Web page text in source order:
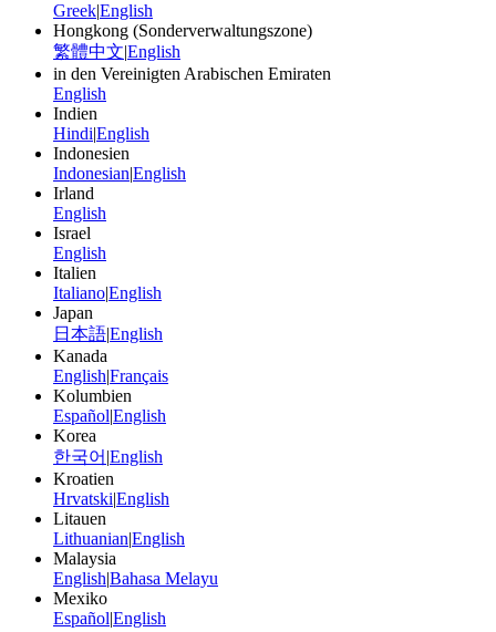
GreekEnglish
Hongkong (Sonderverwaltungszone)
繁體中文 English
in den Vereinigten Arabischen Emiraten
English
Indien
HindiEnglish
Indonesien
IndonesianEnglish
Irland
English
Israel
English
Italien
ItalianoEnglish
Japan
日本語English
Kanada
EnglishFrançais
Kolumbien
EspañolEnglish
Korea
한국어 English
Kroatien
HrvatskiEnglish
Litauen
LithuanianEnglish
Malaysia
EnglishBahasa Melayu
Mexiko
EspañolEnglish